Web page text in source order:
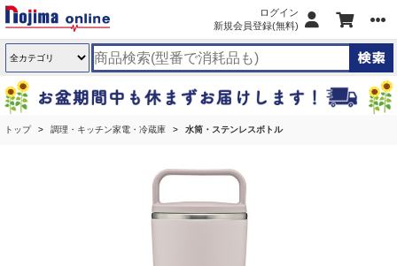
ログイン
新規会員登録(無料)
トップ 調理・キッチン家電・冷蔵庫 水筒・ステンレスボトル